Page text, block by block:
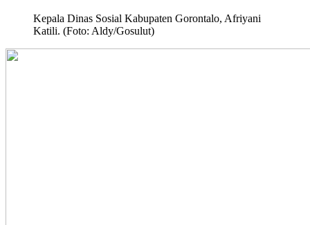
Kepala Dinas Sosial Kabupaten Gorontalo, Afriyani
Katili. (Foto: Aldy/Gosulut)